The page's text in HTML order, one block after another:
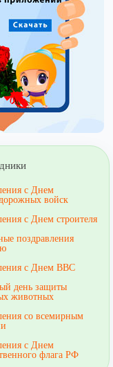
с Днем
войск
с Днем строителя
поздравления
с Днем ВВС
день защиты
животных
со всемирным
с Днем
флага РФ